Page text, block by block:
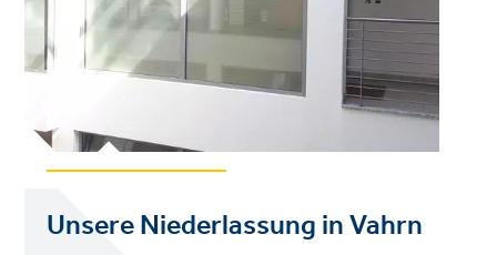
Unsere Niederlassung in Vahrn